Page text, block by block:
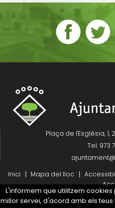
Plaça de l'Església, 1,
Tel. 973
Inici
Mapa del lloc
Projecte
L'informem que utilitzem
millor servei, d'acord amb els